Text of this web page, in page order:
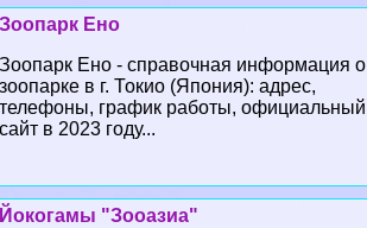
Зоопарк Ено
Зоопарк Ено - справочная информация о
зоопарке в г. Токио (Япония): адрес,
телефоны, график работы, официальный
сайт в 2023 году...
Йокогамы "Зооазиа"